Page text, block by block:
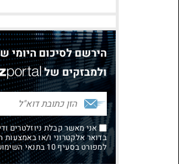
הירשם לסיכום היומי
ולמבזקים של
אני מאשר קבלת ניוזלטרים
בדואר אלקטרוני ו/או
למפורט בסעיף 10 בתנאי השימוש